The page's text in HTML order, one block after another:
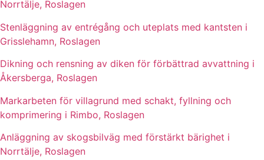
Norrtälje, Roslagen
Stenläggning av entrégång och uteplats med kantsten i
Grisslehamn, Roslagen
Dikning och rensning av diken för förbättrad avvattning i
Åkersberga, Roslagen
Markarbeten för villagrund med schakt, fyllning och
komprimering i Rimbo, Roslagen
Anläggning av skogsbilväg med förstärkt bärighet i
Norrtälje, Roslagen